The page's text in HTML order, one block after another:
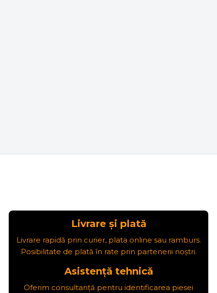
Livrare și plată
Livrare rapidă prin curier, plata online sau ramburs.
Posibilitate de plată în rate prin partenerii noștri.
Asistență tehnică
Oferim consultanță pentru identificarea piesei